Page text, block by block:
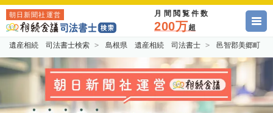
朝日新聞社運営 月間閲覧件数
200万超
遺産相続 司法書士検索 島根県 遺産相続 司法書士 邑智郡美郷町